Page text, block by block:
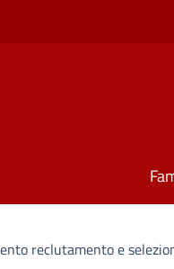
reclutamento e